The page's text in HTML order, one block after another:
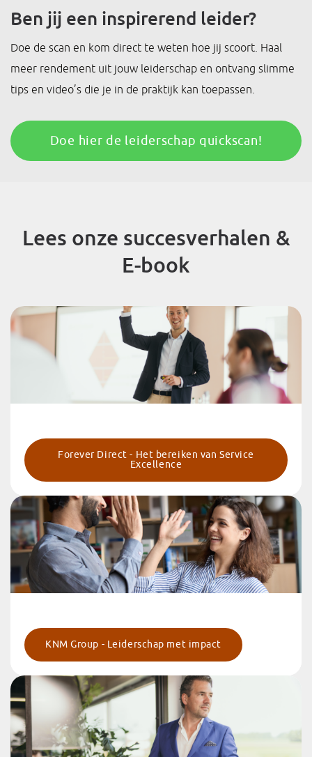
Ben jij een inspirerend leider?
Doe de scan en kom direct te weten hoe jij scoort. Haal
meer rendement uit jouw leiderschap en ontvang slimme
tips en video’s die je in de praktijk kan toepassen.
Doe hier de leiderschap quickscan!
Lees onze succesverhalen &
E-book
‐ -
Forever Direct - Het bereiken van Service
Excellence
KNM Group - Leiderschap met impact